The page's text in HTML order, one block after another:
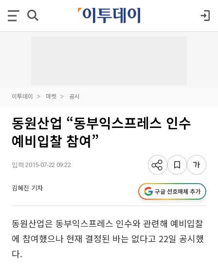
이투데이 마켓 공시
동원산업 “동부익스프레스 인수
예비입찰 참여”
입력 2015-07-22 09:22
김혜진 기자 구글 선호매체 추가
동원산업은 동부익스프레스 인수와 관련해 예비입찰
에 참여했으나 현재 결정된 바는 없다고 22일 공시했
다.